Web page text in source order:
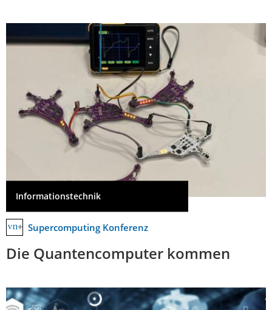
Informationstechnik
Supercomputing Konferenz
Die Quantencomputer kommen